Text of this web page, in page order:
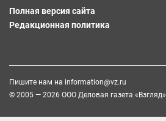
Полная версия сайта
Редакционная политика
Пишите нам на information@vz.ru
© 2005 — 2026 ООО Деловая газета «Взгляд»